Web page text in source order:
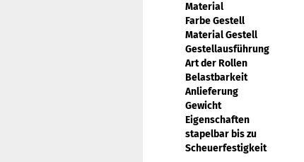
Material
Farbe Gestell
Material Gestell
Gestellausführung
Art der Rollen
Belastbarkeit
Anlieferung
Gewicht
Eigenschaften
stapelbar bis zu
Scheuerfestigkeit